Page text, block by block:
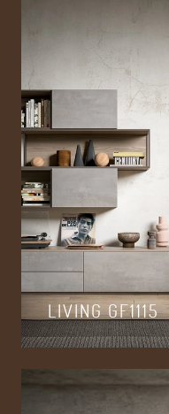
LIVING GF1115